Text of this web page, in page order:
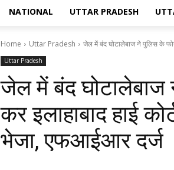
NATIONAL UTTAR PRADESH
Home Uttar Pradesh जेल में बंद घोटालेबाज ने पुलिस के
Uttar Pradesh
जेल में बंद
कर इलाहाबाद हाई
भेजा, एफआईआर दर्ज